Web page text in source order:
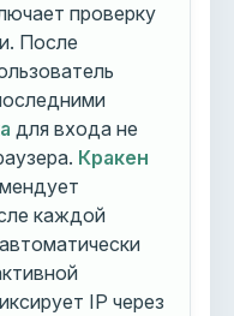
проверку
После
для входа не
Кракен
каждой
автоматически
IP через